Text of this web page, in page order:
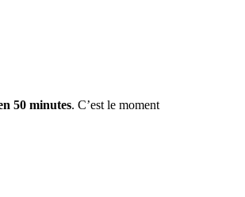
50 minutes. C’est le moment